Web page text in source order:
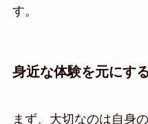
す。
身近な体験を元にす
まず、大切なのは自身